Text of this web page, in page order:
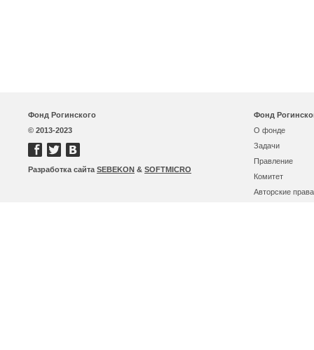
Фонд Рогинского
© 2013-2023
Разработка сайта SEBEKON & SOFTMICRO
Фонд
О фонде
Задачи
Правление
Комитет
Авторские права